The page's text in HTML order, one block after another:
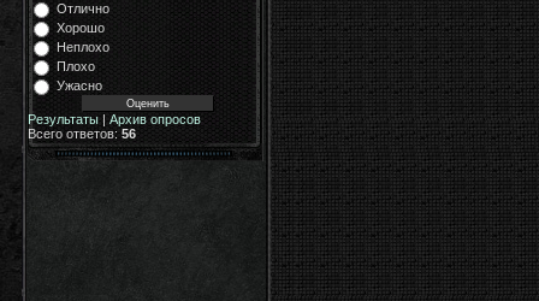
Отлично
Хорошо
Неплохо
Плохо
Ужасно
Результаты | Архив опросов
Всего ответов: 56